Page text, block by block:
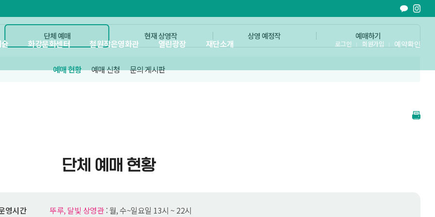
화강문화센터 철원작은영화관 열린광장 재단소개 로그인 회원가입 예약확인
단체 예매
예매 현황 예매 신청 문의 게시판
현재 상영작 상영 예정작 예매하기
단체 예매 현황
영시간 뚜루, 달빛 상영관 : 월, 수~일요일 13시 ~ 22시